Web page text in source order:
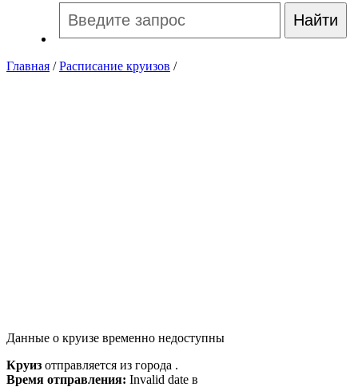
Главная /Расписание круизов /
Данные о круизе временно недоступны
Круиз отправляется из города .
Время отправления: Invalid date в